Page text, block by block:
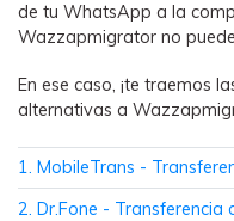
Apps
valores
de tu WhatsApp a la
Wazzapmigrator no
En ese caso, ¡te traemos
alternativas a
1. MobileTrans -
2. Dr.Fone - Transferencia